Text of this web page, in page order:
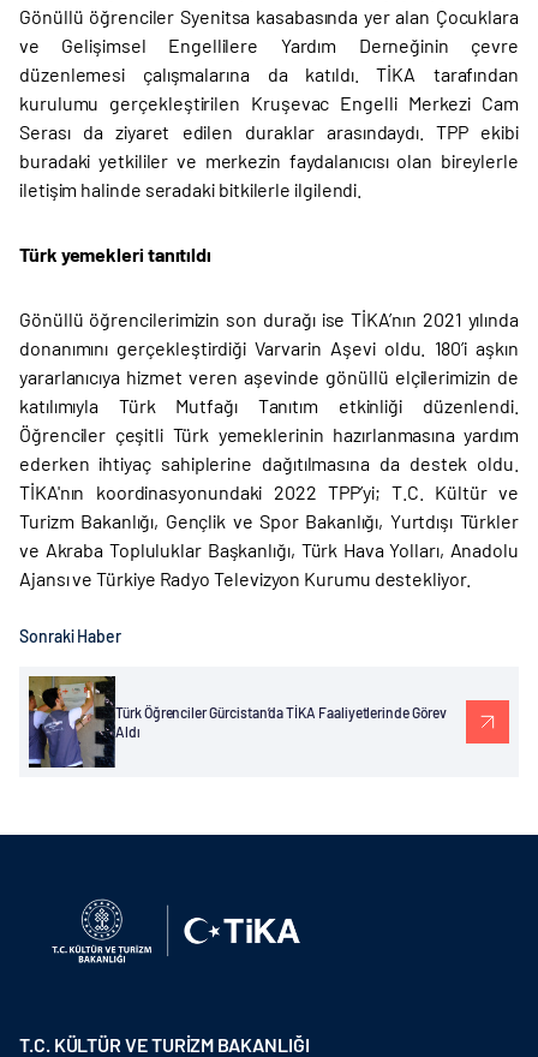
Gönüllü öğrenciler Syenitsa kasabasında yer alan Çocuklara
ve Gelişimsel Engellilere Yardım Derneğinin çevre
düzenlemesi çalışmalarına da katıldı. TİKA tarafından
kurulumu gerçekleştirilen Kruşevac Engelli Merkezi Cam
Serası da ziyaret edilen duraklar arasındaydı. TPP ekibi
buradaki yetkililer ve merkezin faydalanıcısı olan bireylerle
iletişim halinde seradaki bitkilerle ilgilendi.
Türk yemekleri tanıtıldı
Gönüllü öğrencilerimizin son durağı ise TİKA’nın 2021 yılında
donanımını gerçekleştirdiği Varvarin Aşevi oldu. 180’i aşkın
yararlanıcıya hizmet veren aşevinde gönüllü elçilerimizin de
katılımıyla Türk Mutfağı Tanıtım etkinliği düzenlendi.
Öğrenciler çeşitli Türk yemeklerinin hazırlanmasına yardım
ederken ihtiyaç sahiplerine dağıtılmasına da destek oldu.
TİKA'nın koordinasyonundaki 2022 TPP’yi; T.C. Kültür ve
Turizm Bakanlığı, Gençlik ve Spor Bakanlığı, Yurtdışı Türkler
ve Akraba Topluluklar Başkanlığı, Türk Hava Yolları, Anadolu
Ajansı ve Türkiye Radyo Televizyon Kurumu destekliyor.
Sonraki Haber
Türk Öğrenciler Gürcistan’da TİKA Faaliyetlerinde Görev
Aldı
T.C. KÜLTÜR VE TURİZM BAKANLIĞI